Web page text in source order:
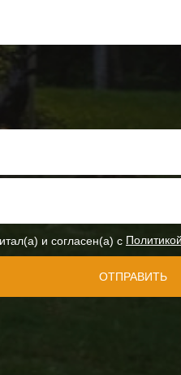
и согласен(а) с
ОТПРАВИТЬ